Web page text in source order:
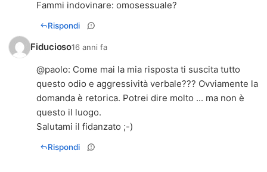
Fammi indovinare: omosessuale?
Rispondi
Fiducioso16 anni fa
@paolo: Come mai la mia risposta ti suscita tutto
questo odio e aggressività verbale??? Ovviamente la
domanda è retorica. Potrei dire molto ... ma non è
questo il luogo.
Salutami il fidanzato ;-)
Rispondi